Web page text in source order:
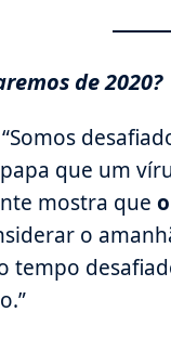
de 2020?
que um
mostra que
o
tempo